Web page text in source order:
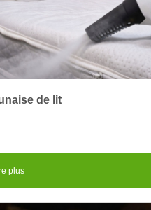
de lit
plus